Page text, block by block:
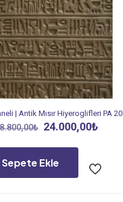
| Antik Mısır Hiyeroglifleri PA 20
₺ Orijinal
28.800,00₺.
24.000,00₺
Sepete Ekle